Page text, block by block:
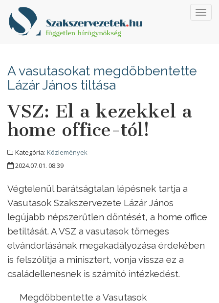
A vasutasokat megdöbbentette
Lázár János tiltása
VSZ: El a kezekkel a
home office-tól!
Kategória: Közlemények
2024.07.01. 08:39
Végtelenül barátságtalan lépésnek tartja a
Vasutasok Szakszervezete Lázár János
legújabb népszerűtlen döntését, a home office
betiltását. A VSZ a vasutasok tömeges
elvándorlásának megakadályozása érdekében
is felszólítja a minisztert, vonja vissza ez a
családellenesnek is számító intézkedést.
Megdöbbentette a Vasutasok